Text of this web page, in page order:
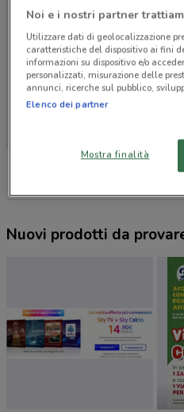
Nuovi prodotti da
Noi e i nostri partner
Utilizzare dati di geolocalizzazione
caratteristiche del dispositivo ai fini
informazioni su dispositivo e/o
personalizzati, misurazione delle
annunci, ricerche sul pubblico,
Elenco dei partner
Mostra finalità